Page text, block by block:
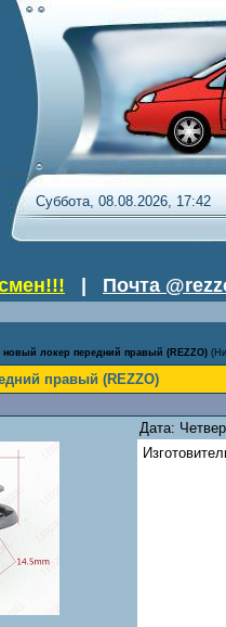
Суббота, 08.08.2026,
Почта
новый локер передний правый (REZZO)
правый (REZZO)
Дата: